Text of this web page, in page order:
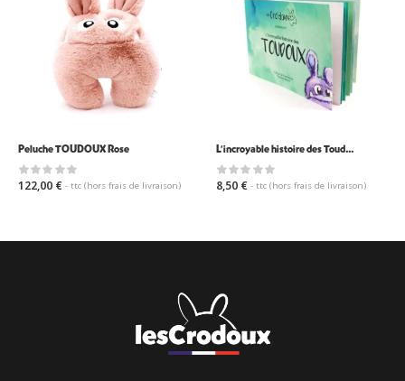
Peluche TOUDOUX Rose
122,00 € - ttc (hors frais de livraison)
L’incroyable histoire des Toudoux
8,50 € - ttc (hors frais de livraison)